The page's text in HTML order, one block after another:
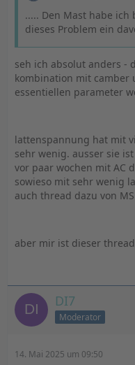
..... Den Mast habe
dieses Problem ein
seh ich absolut anders -
kombination mit camber
essentiellen parameter
lattenspannung hat mit
sehr wenig. ausser sie
vor paar wochen mit AC
sowieso mit sehr wenig
auch thread dazu von MS
aber mir ist dieser
DI7
Moderator
14. Mai 2025 um 09:50